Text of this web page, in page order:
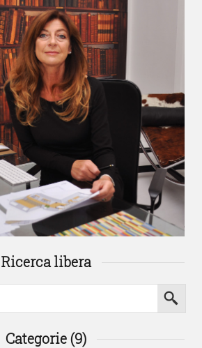
Ricerca libera
Categorie (9)